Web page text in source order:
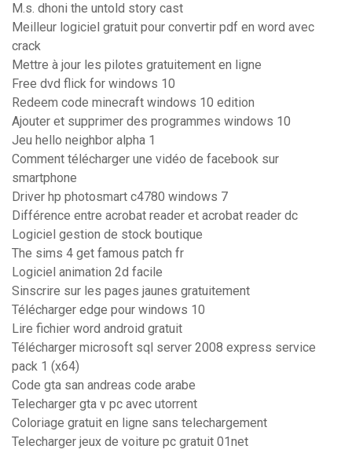
M.s. dhoni the untold story cast
Meilleur logiciel gratuit pour convertir pdf en word avec
crack
Mettre à jour les pilotes gratuitement en ligne
Free dvd flick for windows 10
Redeem code minecraft windows 10 edition
Ajouter et supprimer des programmes windows 10
Jeu hello neighbor alpha 1
Comment télécharger une vidéo de facebook sur
smartphone
Driver hp photosmart c4780 windows 7
Différence entre acrobat reader et acrobat reader dc
Logiciel gestion de stock boutique
The sims 4 get famous patch fr
Logiciel animation 2d facile
Sinscrire sur les pages jaunes gratuitement
Télécharger edge pour windows 10
Lire fichier word android gratuit
Télécharger microsoft sql server 2008 express service
pack 1 (x64)
Code gta san andreas code arabe
Telecharger gta v pc avec utorrent
Coloriage gratuit en ligne sans telechargement
Telecharger jeux de voiture pc gratuit 01net